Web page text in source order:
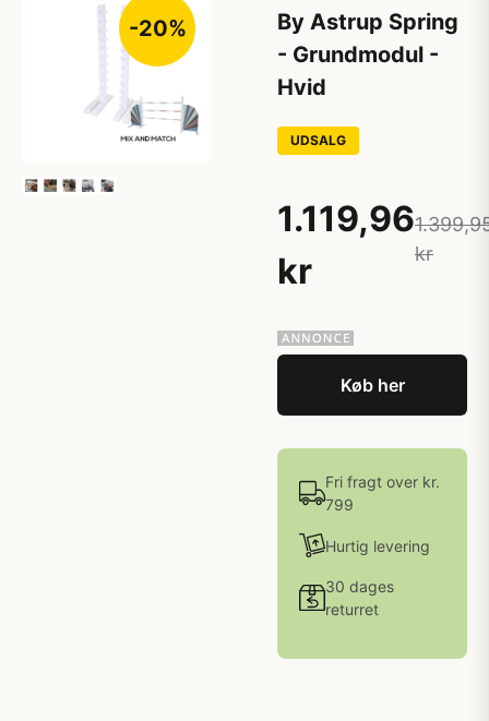
-20%
By Astrup Spring
- Grundmodul -
Hvid
UDSALG
1.119,96
kr
kr
Køb her
Fri fragt over kr.
799
Hurtig levering
30 dages
returret